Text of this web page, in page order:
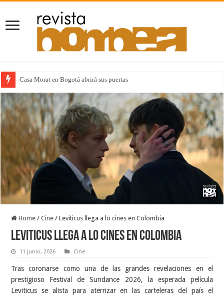
Casa Morat en Bogotá abrirá sus puertas
Home / Cine / Leviticus llega a lo cines en Colombia
Leviticus llega a lo cines en Colombia
11 junio, 2026 Cine
Tras coronarse como una de las grandes revelaciones en el
prestigioso Festival de Sundance 2026, la esperada película
Leviticus se alista para aterrizar en las carteleras del país el